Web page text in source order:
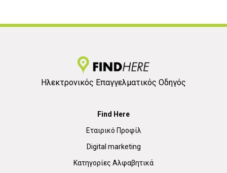
Ηλεκτρονικός Επαγγελματικός Οδηγός
Find Here
Εταιρικό Προφίλ
Digital marketing
Κατηγορίες Αλφαβητικά